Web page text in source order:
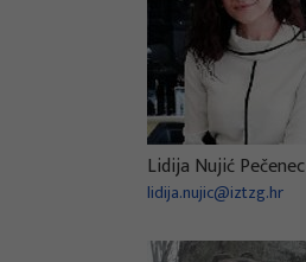
Lidija Nujić
lidija.nujic@iztzg.hr